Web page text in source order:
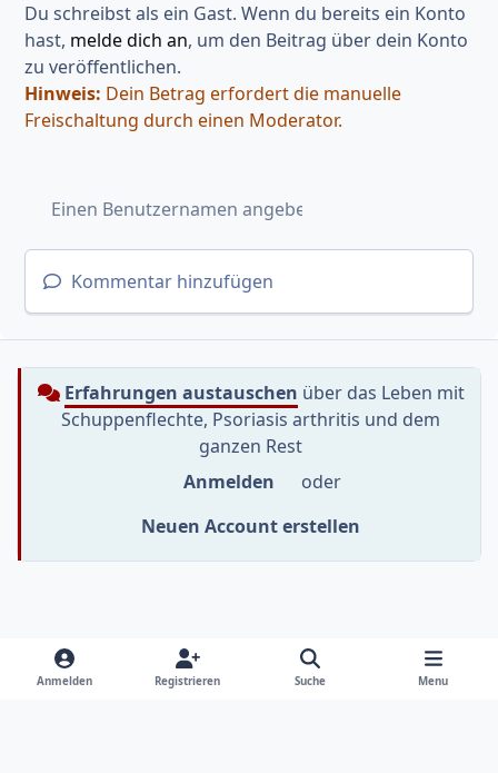
Du schreibst als ein Gast. Wenn du bereits ein Konto
hast, melde dich an, um den Beitrag über dein Konto
zu veröffentlichen.
Hinweis: Dein Betrag erfordert die manuelle
Freischaltung durch einen Moderator.
Kommentar hinzufügen
Erfahrungen austauschen über das Leben mit
Schuppenflechte, Psoriasis arthritis und dem
ganzen Rest
Anmelden
oder
Neuen Account erstellen
Heller Modus
Dunkler Modus
Systemeinstellung
y
Anmelden Registrieren Suche Menu